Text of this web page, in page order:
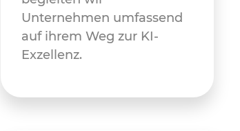
Unternehmen umfassend
auf ihrem Weg zur KI-
Exzellenz.